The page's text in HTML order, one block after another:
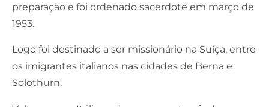
preparação e foi ordenado sacerdote em março de
1953.
Logo foi destinado a ser missionário na Suíça, entre
os imigrantes italianos nas cidades de Berna e
Solothurn.